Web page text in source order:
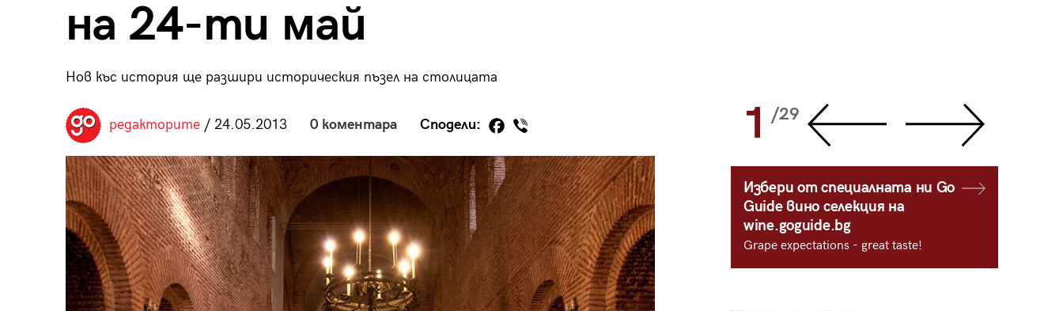
на 24-ти май
Нов къс история ще разшири историческия пъзел на столицата
редакторите/ 24.05.2013 0 коментара Сподели:
28/29 29/29 1 /29
Избери от специалната ни Go
Guide вино селекция на
wine.goguide.bg
Grape expectations - great taste!